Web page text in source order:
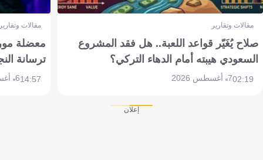
مقالات وتقارير
صلاح يُغَيّر قواعد اللعبة.. هل فقد المشروع
السعودي هيبته أمام الدهاء التركي؟
02:197 أغسطس 2026
مقالات
معضلة
ترسانة
14:576 أغسطس 2026
إعلان